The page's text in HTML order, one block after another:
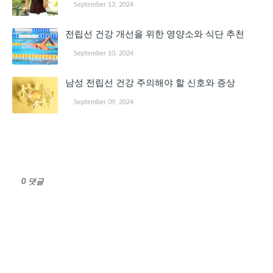
September 13, 2024
전립선 건강 개선을 위한 영양소와 식단 추천
September 10, 2024
남성 전립선 건강 주의해야 할 신호와 증상
September 09, 2024
0 댓글